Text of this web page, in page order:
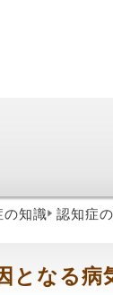
の知識 認知症
となる病